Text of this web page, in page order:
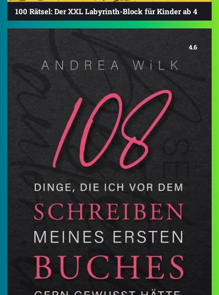
100 Rätsel: Der XXL Labyrinth-Block für Kinder ab 4
4.6